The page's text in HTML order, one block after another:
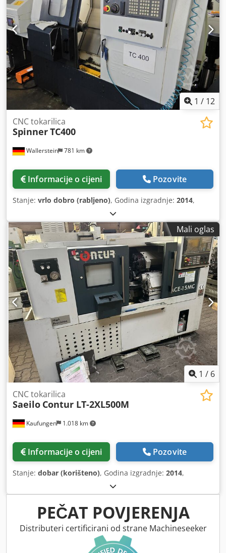
1 / 12
Wallerstein 781 km
CNC tokarilica
SpinnerTC400
Informacije o cijeni Pozovite
Stanje: vrlo dobro (rabljeno), Godina izgradnje: 2014,
Mali oglas
1 / 6
Kaufungen 1.018 km
CNC tokarilica
Saeilo Contur LT-2XL500M
Informacije o cijeni Pozovite
Stanje: dobar (korišteno), Godina izgradnje: 2014,
PEČAT POVJERENJA
Distributeri certificirani od strane Machineseeker